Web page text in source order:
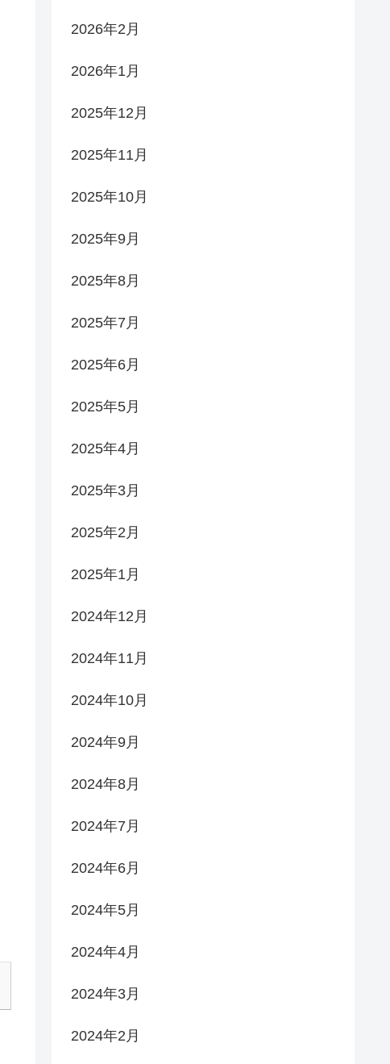
2026年2月
2026年1月
2025年12月
2025年11月
2025年10月
2025年9月
2025年8月
2025年7月
2025年6月
2025年5月
2025年4月
2025年3月
2025年2月
2025年1月
2024年12月
2024年11月
2024年10月
2024年9月
2024年8月
2024年7月
2024年6月
2024年5月
2024年4月
2024年3月
2024年2月